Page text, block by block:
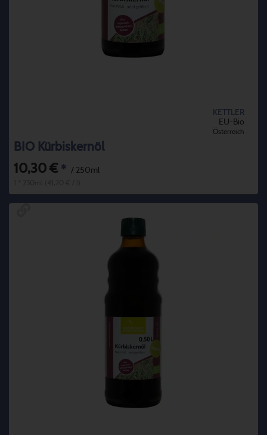
KETTLER
EU-Bio
Österreich
BIO Kürbiskernöl
10,30 € * / 250ml